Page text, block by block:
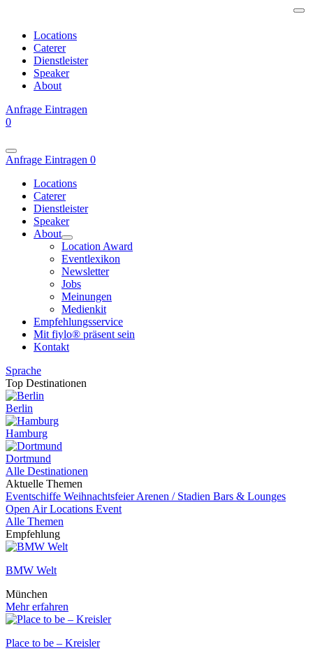
Locations
Caterer
Dienstleister
Speaker
About
Anfrage Eintragen
0
Anfrage Eintragen 0
Locations
Caterer
Dienstleister
Speaker
About
Location Award
Eventlexikon
Newsletter
Jobs
Meinungen
Medienkit
Empfehlungsservice
Mit fiylo® präsent sein
Kontakt
Sprache
Top Destinationen
Berlin
Hamburg
Dortmund
Alle Destinationen
Aktuelle Themen
Eventschiffe WeihnachtsfeierArenen / Stadien Bars & Lounges
Open Air Locations Event
Alle Themen
Empfehlung
BMW Welt
München
Mehr erfahren
Place to be – Kreisler